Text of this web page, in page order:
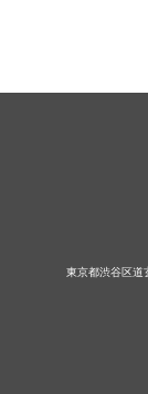
東京都渋谷区道